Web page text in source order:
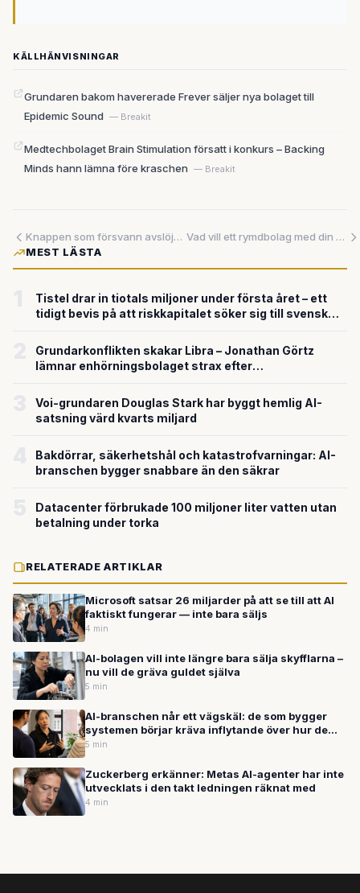
KÄLLHÄNVISNINGAR
Grundaren bakom havererade Frever säljer nya bolaget till
Epidemic Sound — Breakit
Medtechbolaget Brain Stimulation försatt i konkurs – Backing
Minds hann lämna före kraschen — Breakit
Knappen som försvann avslöjade hur beroende vi redan blivit av AI
Vad vill ett rymdbolag med din telefon? Uppgifter om SpaceX AI-handenhet väcker fler frågor än svar
MEST LÄSTA
Tistel drar in tiotals miljoner under första året – ett
tidigt bevis på att riskkapitalet söker sig till svensk
Grundarkonflikten skakar Libra – Jonathan Görtz
lämnar enhörningsbolaget strax efter
Voi-grundaren Douglas Stark har byggt hemlig AI-
satsning värd kvarts miljard
Bakdörrar, säkerhetshål och katastrofvarningar: AI-
branschen bygger snabbare än den säkrar
Datacenter förbrukade 100 miljoner liter vatten utan
betalning under torka
RELATERADE ARTIKLAR
Microsoft satsar 26 miljarder på att se till att AI
faktiskt fungerar — inte bara säljs
4 min
AI-bolagen vill inte längre bara sälja skyfflarna –
nu vill de gräva guldet själva
5 min
AI-branschen når ett vägskäl: de som bygger
systemen börjar kräva inflytande över hur de
används
5 min
Zuckerberg erkänner: Metas AI-agenter har inte
utvecklats i den takt ledningen räknat med
4 min